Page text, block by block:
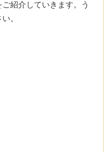
紹介していきます。う
。